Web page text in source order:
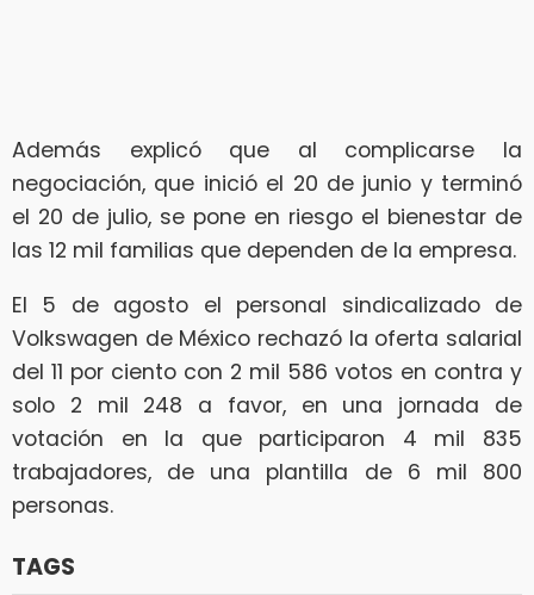
Además explicó que al complicarse la
negociación, que inició el 20 de junio y terminó
el 20 de julio, se pone en riesgo el bienestar de
las 12 mil familias que dependen de la empresa.
El 5 de agosto el personal sindicalizado de
Volkswagen de México rechazó la oferta salarial
del 11 por ciento con 2 mil 586 votos en contra y
solo 2 mil 248 a favor, en una jornada de
votación en la que participaron 4 mil 835
trabajadores, de una plantilla de 6 mil 800
personas.
TAGS